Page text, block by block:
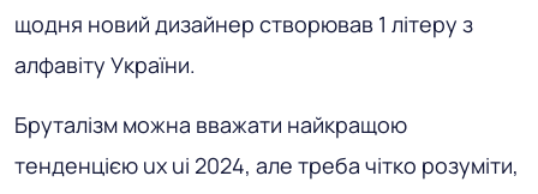
щодня новий дизайнер створював 1 літеру з
алфавіту України.
Бруталізм можна вважати найкращою
тенденцією ux ui 2024, але треба чітко розуміти,